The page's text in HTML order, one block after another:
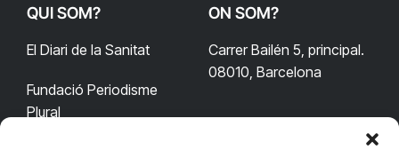
QUI SOM?
El Diari de la Sanitat
Fundació Periodisme
Plural
ON SOM?
Carrer Bailén 5, principal.
08010, Barcelona